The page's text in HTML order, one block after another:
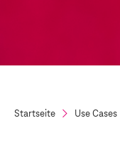
Startseite Use Cases